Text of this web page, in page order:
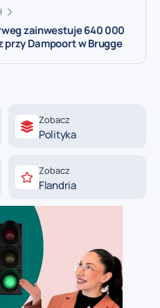
zainwestuje 640 000
przy Dampoort w Brugge
Zobacz
Polityka
Zobacz
Flandria